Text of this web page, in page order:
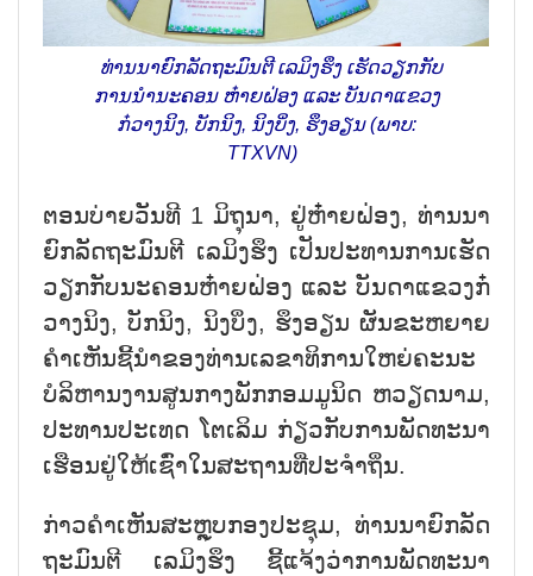
ທ່ານ​ນາ​ຍົກລັດ​ຖະ​ມົນ​ຕີ ເລ​ມິງ​ຮຶງ ເຮັດ​ວຽກ​ກັບ​
ການ​ນຳ​ນະ​ຄອນ ຫ໋າຍ​ຝ່ອງ ແລະ ບັນ​ດາ​ແຂວງ
ກ໋​ວາ​ງ​ນິງ, ບັກ​ນິງ, ນິງ​ບິ່ງ, ຮຶງ​ອຽນ (ພາບ:
TTXVN)
ຕອນ​ບ່າ​ຍ​ວັນ​ທີ 1 ມິ​ຖຸ​ນາ, ຢູ່​ຫ໋າຍ​ຝ່ອງ, ທ່ານ​ນາ​
ຍົກ​ລັດ​ຖະ​ມົ​ນ​ຕີ ເລ​ມິງ​ຮຶງ ເປັນ​ປ​ະ​ທານ​ການ​ເຮັດ​
ວຽກ​ກັບ​ນະ​ຄອນ​ຫ໋າຍ​ຝ່ອງ ແລະ ບັນ​ດາ​ແຂວງ​ກ໋​
ວາງ​ນິງ, ບັກ​ນິງ, ນິງ​ບິ່ງ, ຮຶງ​ອຽນ ຜັນ​ຂະ​ຫຍາຍ​
ຄຳ​ເຫັນ​ຊີ້​ນຳ​ຂອງ​ທ່ານ​ເລ​ຂາ​ທິ​ການ​ໃຫຍ່ຄະ​ນະ​
ບໍ​ລິ​ຫານ​ງານ​ສູນ​ກາງ​ພັກ​ກອມ​ມູ​ນິດ ຫວຽດ​ນາມ,
ປະ​ທານ​ປະ​ເທດ ໂຕ​ເລິມ ກ່ຽວ​ກັບ​ການ​ພັດ​ທະ​ນາ
ເຮືອນ​ຢູ່​ໃຫ້​ເຊົ່​າ​ໃນ​ສະ​ຖານ​ທີ່​ປະ​ຈຳ​ຖິ່ນ.
ກ່າວ​ຄຳ​ເຫັນ​ສະຫຼຸບກອງ​ປະ​ຊຸມ, ທ່ານ​ນາ​ຍົກ​ລັດ​
ຖະ​ມົນ​ຕີ ເລ​ມິງ​ຮຶງ ຊີ້​ແຈ້ງວ່າ​ການ​ພັດ​ທະ​ນາ